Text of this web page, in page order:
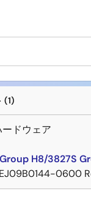
(1)
ドウェア
H8/3827S
0600